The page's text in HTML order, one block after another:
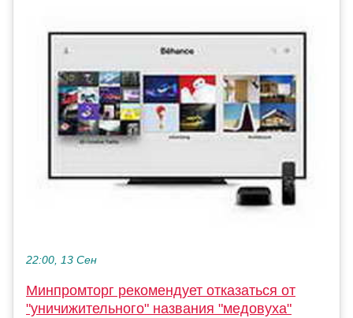
22:00, 13 Сен
Минпромторг рекомендует отказаться от
"уничижительного" названия "медовуха"